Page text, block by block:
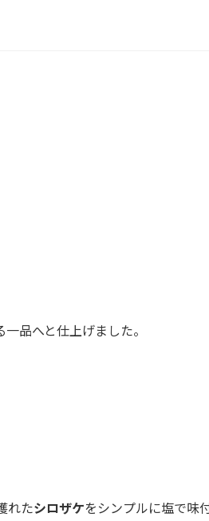
品へと仕上げました。
れたシロザケをシンプルに塩で味